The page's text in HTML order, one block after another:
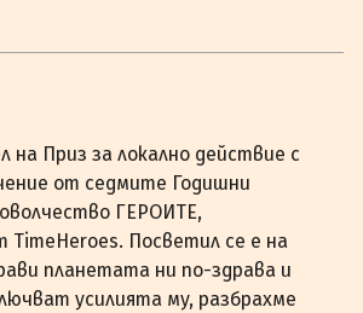
на Приз за локално действие с
от седмите Годишни
ГЕРОИТЕ,
TimeHeroes. Посветил се е на
планетата ни по-здрава и
усилията му, разбрахме